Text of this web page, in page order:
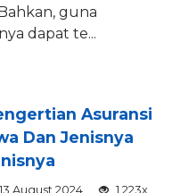
gunа
dapat te...
Asuransi
Dan Jenisnya
13 August 2024 1.223x